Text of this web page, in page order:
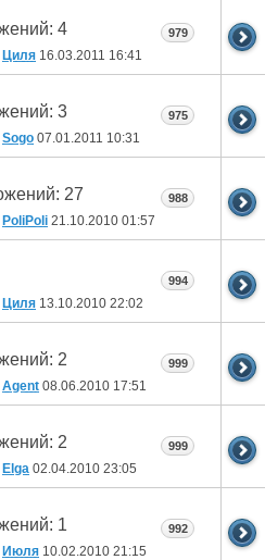
Циля 16.03.2011 16:41
979
Sogo 07.01.2011 10:31
975
PoliPoli 21.10.2010 01:57
988
Циля 13.10.2010 22:02
994
Agent 08.06.2010 17:51
999
Elga 02.04.2010 23:05
999
Июля 10.02.2010 21:15
992